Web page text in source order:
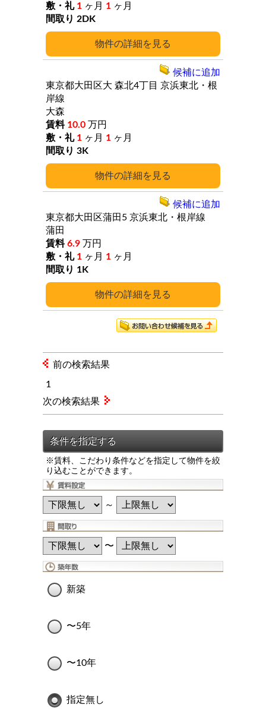
詳細
1 ヶ月 1 ヶ月
2DK
詳細
東京都大田区大 森北4丁目 京浜東北・根
岸線
大森
10.0 万円
1 ヶ月 1 ヶ月
3K
候補に追加
詳細
東京都大田区蒲田5 京浜東北・根岸線
蒲田
6.9 万円
1 ヶ月 1 ヶ月
1K
候補に追加
前の検索結果
1
※賃料、こだわり条件などを指定して物件を絞
り込むことができます。
～
〜
新築
〜5年
〜10年
指定無し